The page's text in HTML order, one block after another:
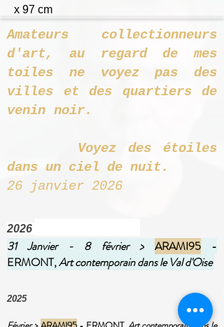
x 97 cm
Amateurs collectionneurs
d'art, au regard de mes
toiles ne voyez pas des
villes et des quartiers de
venin noir.
Voyez des étoiles
dans un ciel de nuit.
26 janvier 2026
2026
31 Janvier - 8 février > ARAMI95-
ERMONT,Art contemporain dans le Val d'Oise
2025